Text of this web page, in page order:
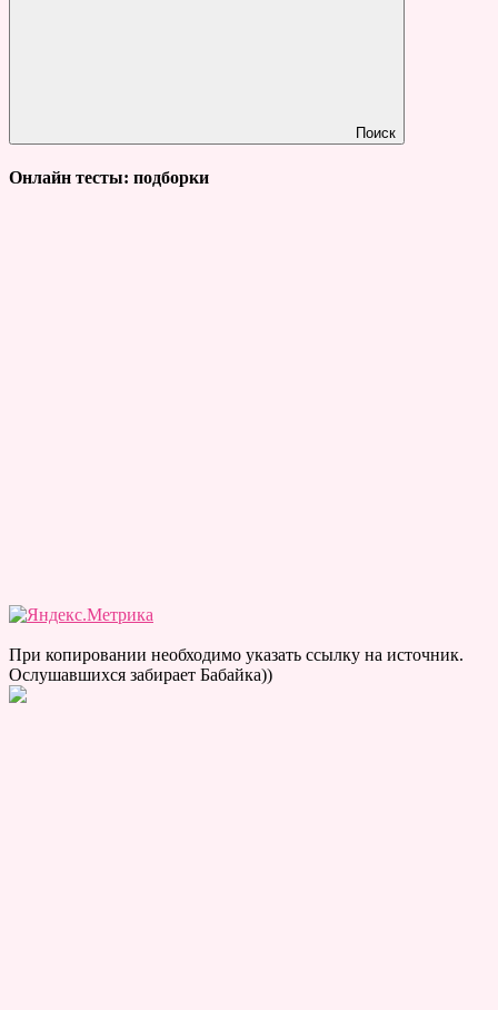
Поиск
Онлайн тесты: подборки
При копировании необходимо указать ссылку на источник.
Ослушавшихся забирает Бабайка))